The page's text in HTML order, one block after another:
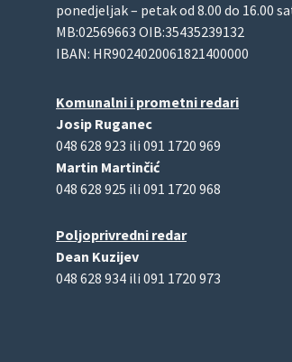
ponedjeljak – petak od 8.00 do 16.00
MB:02569663 OIB:35435239132
IBAN: HR9024020061821400000
Komunalni i prometni redari
Josip Ruganec
048 628 923 ili 091 1720 969
Martin Martinčić
048 628 925 ili 091 1720 968
Poljoprivredni redar
Dean Kuzijev
048 628 934 ili 091 1720 973